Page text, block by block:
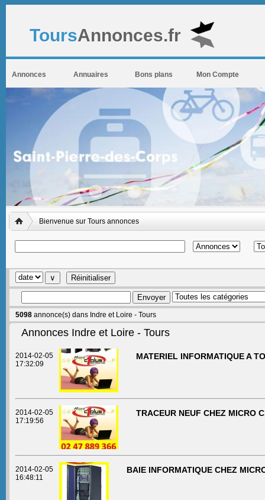
ToursAnnonces.fr
Annonces Annuaires Bons plans Mon Compte
Bienvenue sur Tours annonces
5098 annonce(s) dans Indre et Loire - Tours
Annonces Indre et Loire - Tours
2014-02-05
17:32:09
MATERIEL INFORMATIQUE A
2014-02-05
17:19:56
TRACEUR NEUF CHEZ MICRO
2014-02-05
16:48:11
BAIE INFORMATIQUE CHEZ